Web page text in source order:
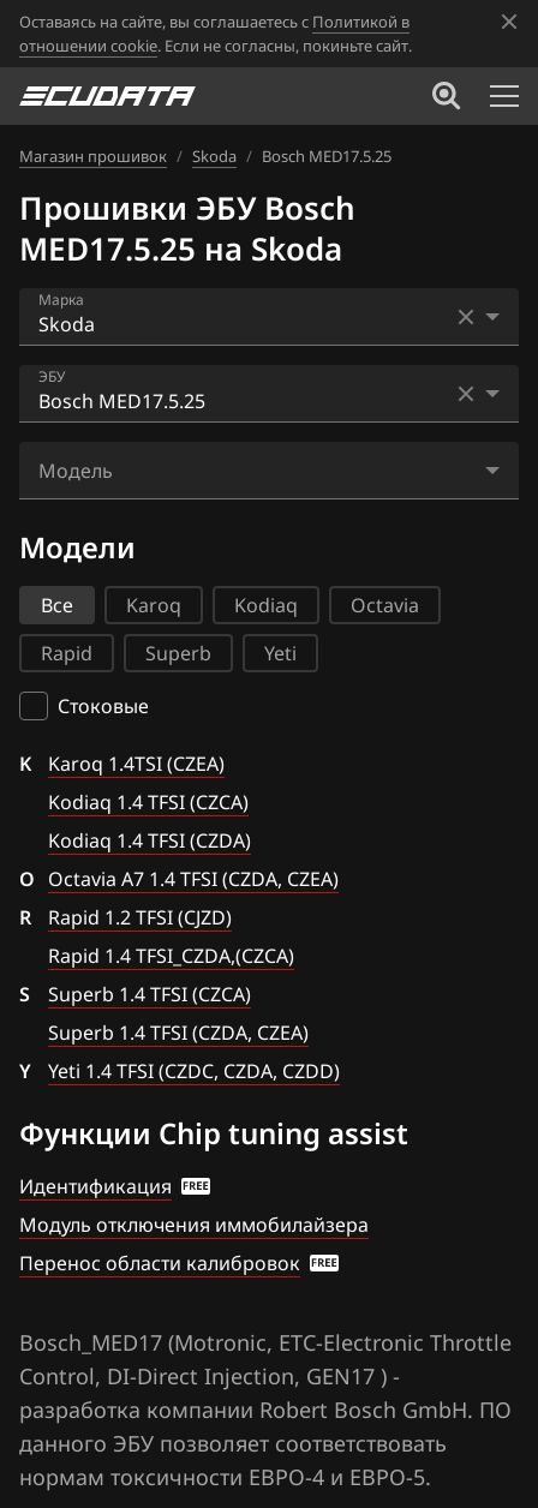
Оставаясь на сайте, вы соглашаетесь с Политикой в
отношении cookie. Если не согласны, покиньте сайт.
Магазин прошивок / Skoda / Bosch MED17.5.25
Прошивки ЭБУ Bosch
MED17.5.25 на Skoda
Марка
Acura
Alfa Romeo
ATLAS
BAIC
BAW
Bentley
BMW
Brilliance
BYD
Cadillac
Changan
Chenglong
Chery
Chevrolet
Chrysler
Citroen
Dacia
Daewoo
DAF
Derways
Dodge
Dongfeng
Exeed
ЭБУ
Bosch EDC17C64
Bosch M3.8.x (M5.9.2)
Bosch ME(D)7.1.x
Bosch ME7.5.x
Bosch MED(C)17.1-17.5.21
Bosch MED17.5.25
Bosch MED17.5.26
Bosch MED9.1.x
Bosch MED9.5.x
Bosch MG1CA811
Bosch MG1CS001
Delphi DCM6.2
Marelli IAW4xx
Simos 10xx
Simos 11xx
Simos 16xx
Simos 18xx
Simos 2xx
Модель
Kodiaq 1.4 TFSI (CZCA)
Kodiaq 1.4 TFSI (CZDA)
Octavia A7 1.4 TFSI (CZDA, CZEA)
Rapid 1.2 TFSI (CJZD)
Rapid 1.4 TFSI_CZDA,(CZCA)
Superb 1.4 TFSI (CZCA)
Superb 1.4 TFSI (CZDA, CZEA)
Yeti 1.4 TFSI (CZDC, CZDA, CZDD)
Модели
Все Karoq Kodiaq
Octavia
Rapid
Superb
Yeti
Стоковые
K
Karoq 1.4TSI (CZEA)
Kodiaq 1.4 TFSI (CZCA)
Kodiaq 1.4 TFSI (CZDA)
O Octavia A7 1.4 TFSI (CZDA, CZEA)
R
Rapid 1.2 TFSI (CJZD)
Rapid 1.4 TFSI_CZDA,(CZCA)
S
Superb 1.4 TFSI (CZCA)
Superb 1.4 TFSI (CZDA, CZEA)
Y
Yeti 1.4 TFSI (CZDC, CZDA, CZDD)
Функции Chip tuning assist
Идентификация
Модуль отключения иммобилайзера
Перенос области калибровок
Bosch_MED17 (Motronic, ETC-Electronic Throttle
Control, DI-Direct Injection, GEN17 ) -
разработка компании Robert Bosch GmbH. ПО
данного ЭБУ позволяет соответствовать
нормам токсичности ЕВРО-4 и ЕВРО-5.